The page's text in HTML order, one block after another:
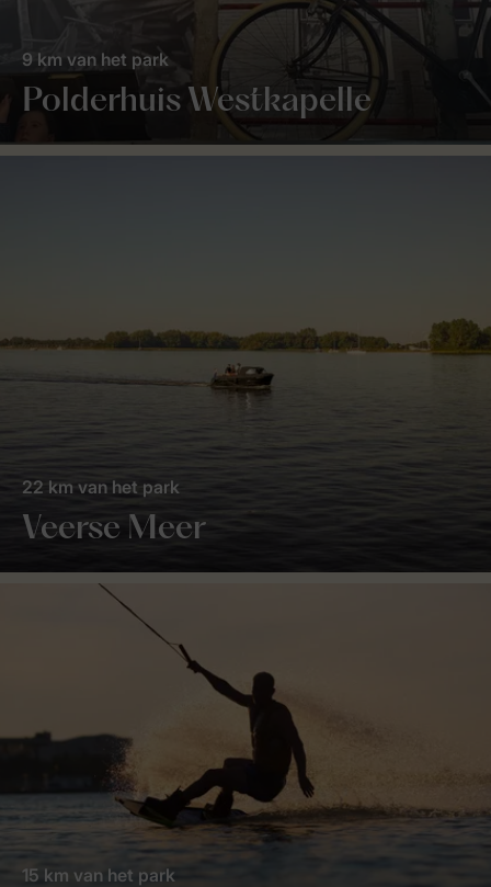
Polderhuis Westkapelle
9 km van het park
Veerse Meer
22 km van het park
15 km van het park